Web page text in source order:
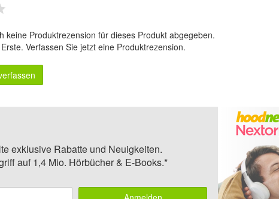
keine Produktrezension für dieses Produkt abgegeben.
Verfassen Sie jetzt eine Produktrezension.
exklusive Rabatte und Neuigkeiten.
auf 1,4 Mio. Hörbücher & E-Books.*